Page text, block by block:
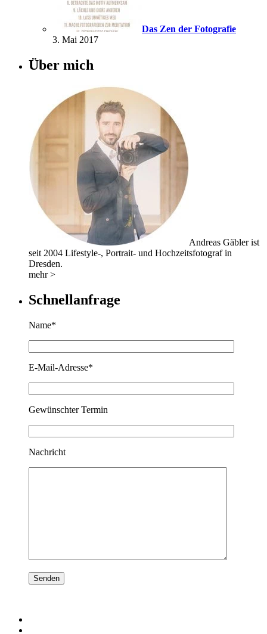
Das Zen der Fotografie
3. Mai 2017
Über mich
Andreas Gäbler ist
seit 2004 Lifestyle-, Portrait- und Hochzeitsfotograf in
Dresden.
mehr >
Schnellanfrage
Name*
E-Mail-Adresse*
Gewünschter Termin
Nachricht